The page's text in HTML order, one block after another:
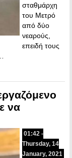
σταθμάρχη
του Μετρό
από δύο
νεαρούς,
επειδή τους
να
01:42 -
Thursday, 14
January, 2021